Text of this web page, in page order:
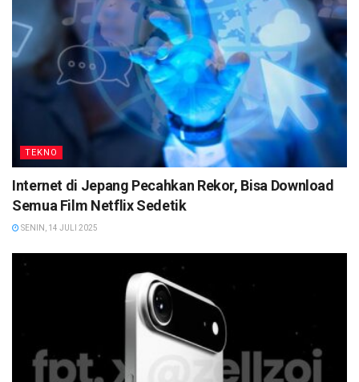
TEKNO
Internet di Jepang Pecahkan Rekor, Bisa Download
Semua Film Netflix Sedetik
SENIN, 14 JULI 2025